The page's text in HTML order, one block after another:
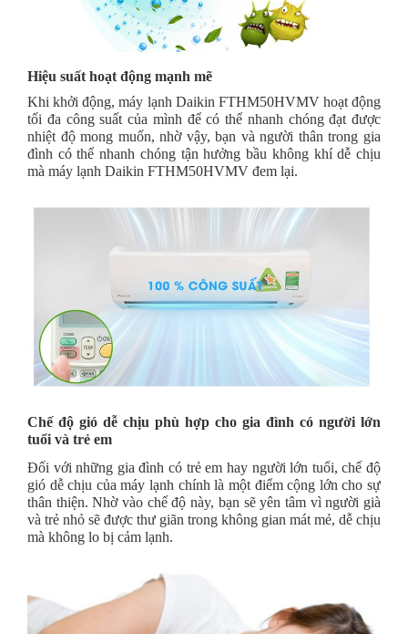
Hiệu suất hoạt động mạnh mẽ
Khi khởi động, máy lạnh Daikin FTHM50HVMV hoạt động
tối đa công suất của mình để có thể nhanh chóng đạt được
nhiệt độ mong muốn, nhờ vậy, bạn và người thân trong gia
đình có thể nhanh chóng tận hưởng bầu không khí dễ chịu
mà máy lạnh Daikin FTHM50HVMV đem lại.
Chế độ gió dễ chịu phù hợp cho gia đình có người lớn
tuổi và trẻ em
Đối với những gia đình có trẻ em hay người lớn tuổi, chế độ
gió dễ chịu của máy lạnh chính là một điểm cộng lớn cho sự
thân thiện. Nhờ vào chế độ này, bạn sẽ yên tâm vì người già
và trẻ nhỏ sẽ được thư giãn trong không gian mát mẻ, dễ chịu
mà không lo bị cảm lạnh.